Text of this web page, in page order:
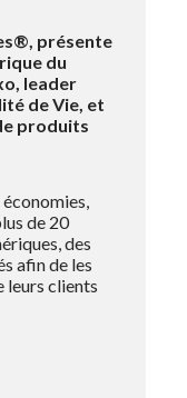
présente
du
leader
de Vie, et
produits
de 20
des
afin de les
leurs clients